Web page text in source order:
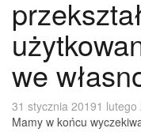
we
31 stycznia 20191 lutego
Mamy w końcu